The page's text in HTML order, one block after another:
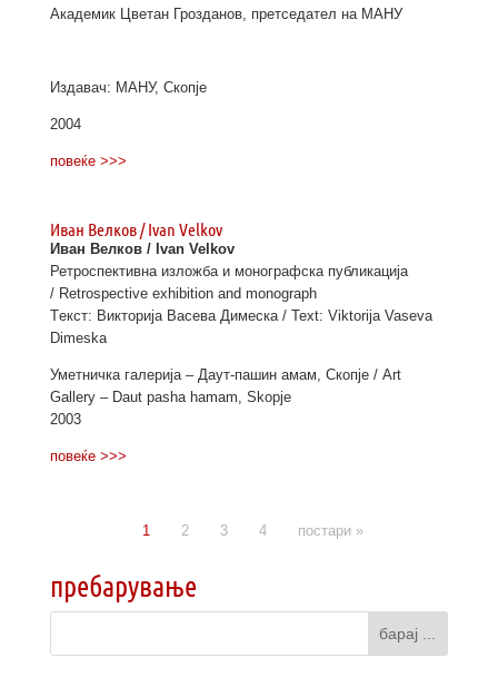
Академик Цветан Грозданов, претседател на МАНУ
Издавач: МАНУ, Скопје
2004
повеќе >>>
Иван Велков / Ivan Velkov
Иван Велков / Ivan Velkov
Ретроспективна изложба и монографска публикација
/ Retrospective exhibition and monograph
Tекст: Викторија Васева Димеска / Text: Viktorija Vaseva
Dimeska
Уметничка галерија – Даут-пашин амам, Скопје / Art
Gallery – Daut pasha hamam, Skopje
2003
повеќе >>>
1 2 3 4 постари »
пребарување